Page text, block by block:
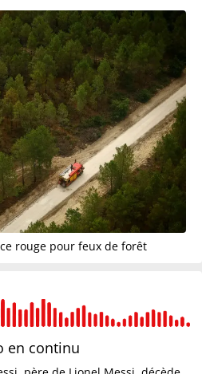
rouge pour feux de forêt
en continu